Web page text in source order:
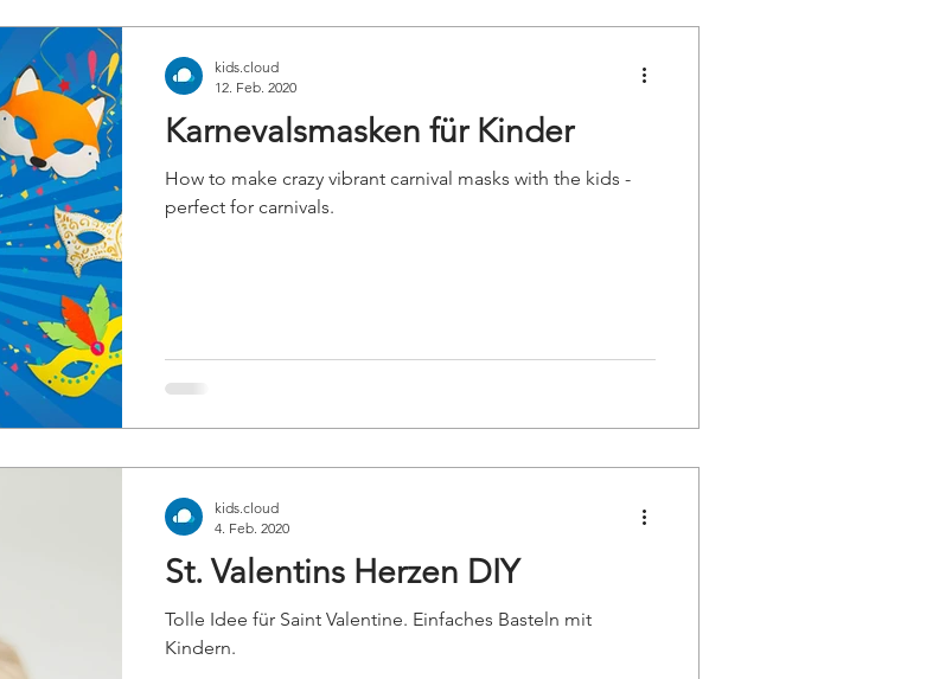
Karnevalsmasken für Kinder
How to make crazy vibrant carnival masks with the kids -
perfect for carnivals.
kids.cloud
12. Feb. 2020
St. Valentins Herzen DIY
Tolle Idee für Saint Valentine. Einfaches Basteln mit
Kindern.
kids.cloud
4. Feb. 2020